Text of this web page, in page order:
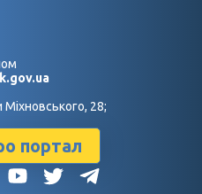
28;
портал